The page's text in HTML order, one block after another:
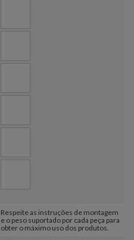
Respeite as instruções de montagem
e o peso suportado por cada peça para
obter o máximo uso dos produtos.